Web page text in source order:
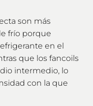
son más
frío porque
en el
que los fancoils
intermedio, lo
con la que